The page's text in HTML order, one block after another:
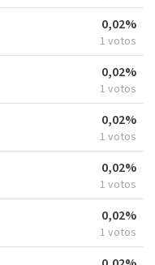
0,02%
1 votos
0,02%
1 votos
0,02%
1 votos
0,02%
1 votos
0,02%
1 votos